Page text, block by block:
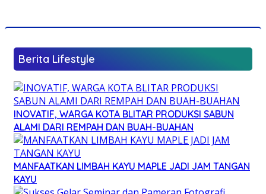
Berita Lifestyle
INOVATIF, WARGA KOTA BLITAR PRODUKSI SABUN
ALAMI DARI REMPAH DAN BUAH-BUAHAN
MANFAATKAN LIMBAH KAYU MAPLE JADI JAM TANGAN
KAYU